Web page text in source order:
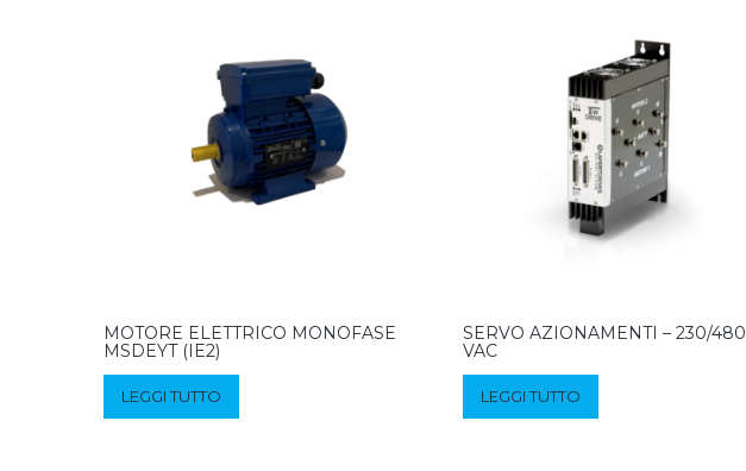
MOTORE ELETTRICO MONOFASE
MSDEYT (IE2)
LEGGI TUTTO
SERVO AZIONAMENTI – 230/480
VAC
LEGGI TUTTO